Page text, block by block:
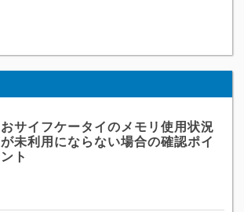
おサイフケータイのメモリ使用状況
が未利用にならない場合の確認ポイ
ント